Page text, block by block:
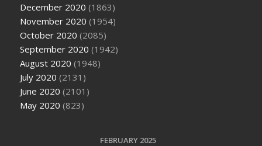
December 2020 (1863)
November 2020 (1954)
October 2020 (2085)
September 2020 (1942)
August 2020 (1948)
July 2020 (2131)
June 2020 (2101)
May 2020 (823)
FEBRUARY 2025